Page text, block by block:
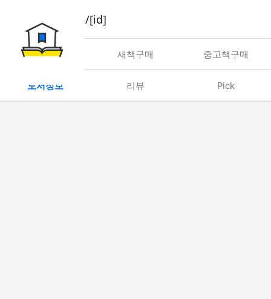
book/rent/[id]
대여 새책구매 중고책구매
도서정보 리뷰 Pick